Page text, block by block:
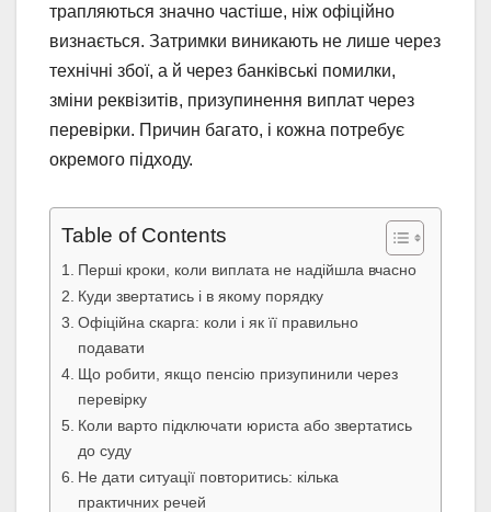
трапляються значно частіше, ніж офіційно
визнається. Затримки виникають не лише через
технічні збої, а й через банківські помилки,
зміни реквізитів, призупинення виплат через
перевірки. Причин багато, і кожна потребує
окремого підходу.
Table of Contents
Перші кроки, коли виплата не надійшла вчасно
Куди звертатись і в якому порядку
Офіційна скарга: коли і як її правильно
подавати
Що робити, якщо пенсію призупинили через
перевірку
Коли варто підключати юриста або звертатись
до суду
Не дати ситуації повторитись: кілька
практичних речей